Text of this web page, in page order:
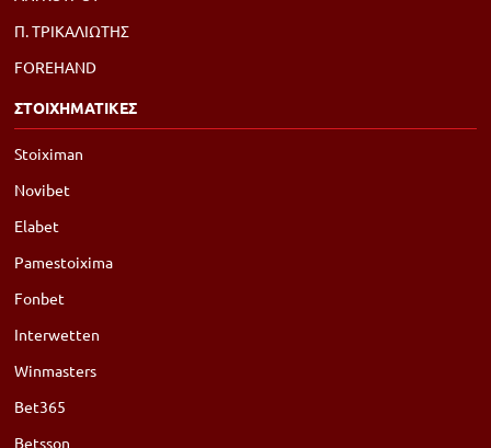
Π. ΤΡΙΚΑΛΙΩΤΗΣ
FOREHAND
ΣΤΟΙΧΗΜΑΤΙΚΕΣ
Stoiximan
Novibet
Elabet
Pamestoixima
Fonbet
Interwetten
Winmasters
Bet365
Betsson